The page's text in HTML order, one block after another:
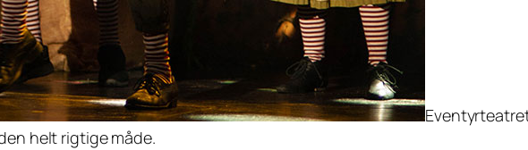
helt rigtige måde.